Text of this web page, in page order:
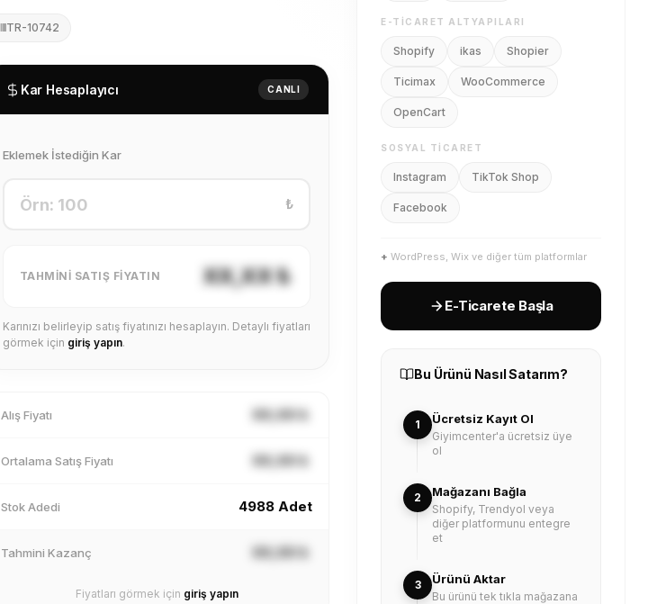
TR-10742
Kar Hesaplayıcı CANLI
Eklemek İstediğin Kar
₺
TAHMINI SATIŞ FIYATIN XX,XX ₺
Karınızı belirleyip satış fiyatınızı hesaplayın. Detaylı fiyatları
görmek için giriş yapın.
Alış Fiyatı XX,XX ₺
Ortalama Satış Fiyatı XX,XX ₺
Stok Adedi 4988 Adet
Tahmini Kazanç XX,XX ₺
Fiyatları görmek için giriş yapın
E-TICARET ALTYAPILARI
Shopify ikas Shopier
Ticimax WooCommerce
OpenCart
SOSYAL TICARET
Instagram TikTok Shop
Facebook
+ WordPress, Wix ve diğer tüm platformlar
E-Ticarete Başla
Bu Ürünü Nasıl Satarım?
1 Ücretsiz Kayıt Ol
Giyimcenter'a ücretsiz üye
ol
2 Mağazanı Bağla
Shopify, Trendyol veya
diğer platformunu entegre
et
3 Ürünü Aktar
Bu ürünü tek tıkla mağazana